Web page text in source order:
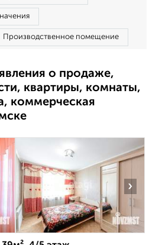
Производственное помещение
о продаже,
квартиры, комнаты,
коммерческая
›